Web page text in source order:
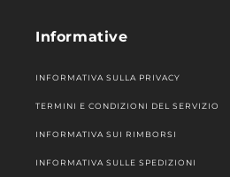
Informative
INFORMATIVA SULLA PRIVACY
TERMINI E CONDIZIONI DEL SERVIZIO
INFORMATIVA SUI RIMBORSI
INFORMATIVA SULLE SPEDIZIONI